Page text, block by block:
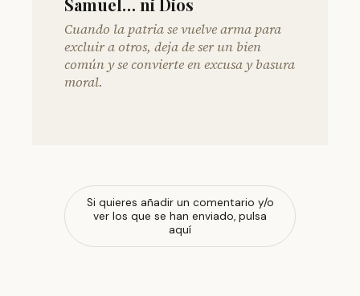
Samuel… ni Dios
Cuando la patria se vuelve arma para
excluir a otros, deja de ser un bien
común y se convierte en excusa y basura
moral.
Si quieres añadir un comentario y/o
ver los que se han enviado, pulsa
aquí